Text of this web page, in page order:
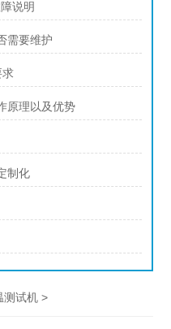
说明
需要维护
求
原理以及优势
制化
测试机 >